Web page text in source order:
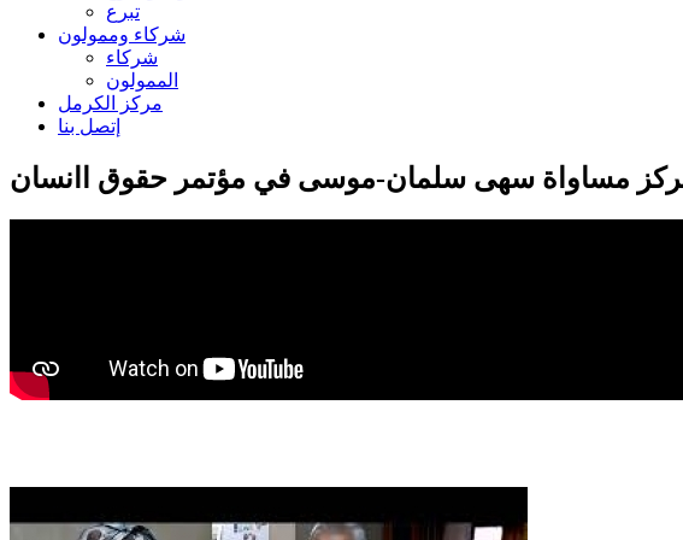
تبرع
شركاء وممولون
شركاء
الممولون
مركز الكرمل
إتصل بنا
لمركز مساواة سهى سلمان-موسى في مؤتمر حقوق اانسان